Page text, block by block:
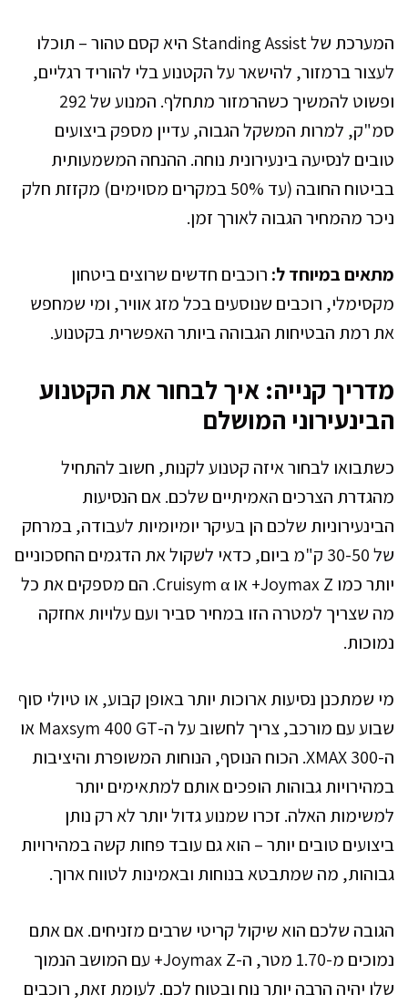
המערכת של Standing Assist היא קסם טהור – תוכלו
לעצור ברמזור, להישאר על הקטנוע בלי להוריד רגליים,
ופשוט להמשיך כשהרמזור מתחלף. המנוע של 292
סמ"ק, למרות המשקל הגבוה, עדיין מספק ביצועים
טובים לנסיעה בינעירונית נוחה. ההנחה המשמעותית
בביטוח החובה (עד 50% במקרים מסוימים) מקזזת חלק
ניכר מהמחיר הגבוה לאורך זמן.
מתאים במיוחד ל: רוכבים חדשים שרוצים ביטחון
מקסימלי, רוכבים שנוסעים בכל מזג אוויר, ומי שמחפש
את רמת הבטיחות הגבוהה ביותר האפשרית בקטנוע.
מדריך קנייה: איך לבחור את הקטנוע
הבינעירוני המושלם
כשתבואו לבחור איזה קטנוע לקנות, חשוב להתחיל
מהגדרת הצרכים האמיתיים שלכם. אם הנסיעות
הבינעירוניות שלכם הן בעיקר יומיומיות לעבודה, במרחק
של 30-50 ק"מ ביום, כדאי לשקול את הדגמים החסכוניים
יותר כמו Joymax Z+ או Cruisym α. הם מספקים את כל
מה שצריך למטרה הזו במחיר סביר ועם עלויות אחזקה
נמוכות.
מי שמתכנן נסיעות ארוכות יותר באופן קבוע, או טיולי סוף
שבוע עם מורכב, צריך לחשוב על ה-Maxsym 400 GT או
ה-XMAX 300. הכוח הנוסף, הנוחות המשופרת והיציבות
במהירויות גבוהות הופכים אותם למתאימים יותר
למשימות האלה. זכרו שמנוע גדול יותר לא רק נותן
ביצועים טובים יותר – הוא גם עובד פחות קשה במהירויות
גבוהות, מה שמתבטא בנוחות ובאמינות לטווח ארוך.
הגובה שלכם הוא שיקול קריטי שרבים מזניחים. אם אתם
נמוכים מ-1.70 מטר, ה-Joymax Z+ עם המושב הנמוך
שלו יהיה הרבה יותר נוח ובטוח לכם. לעומת זאת, רוכבים